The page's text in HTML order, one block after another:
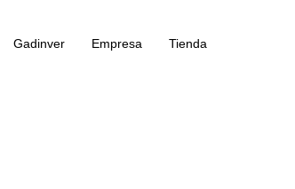
Gadinver Empresa Tienda